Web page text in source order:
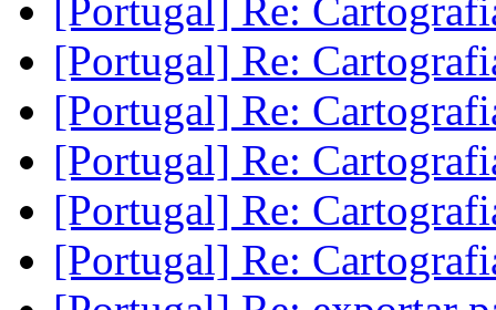
[Portugal] Re:
[Portugal] Re:
[Portugal] Re:
[Portugal] Re:
[Portugal] Re:
[Portugal] Re: